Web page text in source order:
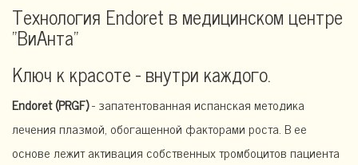
Технология Endoret в медицинском центре
"ВиАнта"
Ключ к красоте - внутри каждого.
Endoret (PRGF)- запатентованная испанская методика
лечения плазмой, обогащенной факторами роста. В ее
основе лежит активация собственных тромбоцитов пациента